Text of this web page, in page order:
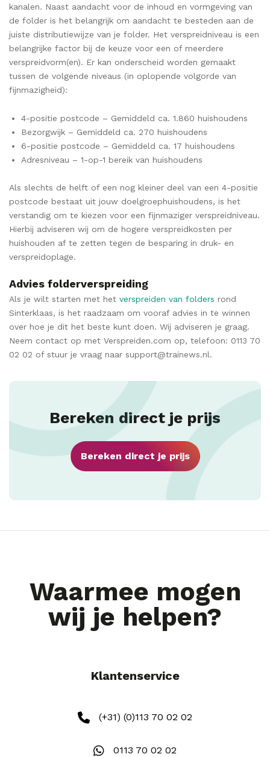
kanalen. Naast aandacht voor de inhoud en vormgeving van
de folder is het belangrijk om aandacht te besteden aan de
juiste distributiewijze van je folder. Het verspreidniveau is een
belangrijke factor bij de keuze voor een of meerdere
verspreidvorm(en). Er kan onderscheid worden gemaakt
tussen de volgende niveaus (in oplopende volgorde van
fijnmazigheid):
4-positie postcode – Gemiddeld ca. 1.860 huishoudens
Bezorgwijk – Gemiddeld ca. 270 huishoudens
6-positie postcode – Gemiddeld ca. 17 huishoudens
Adresniveau – 1-op-1 bereik van huishoudens
Als slechts de helft of een nog kleiner deel van een 4-positie
postcode bestaat uit jouw doelgroephuishoudens, is het
verstandig om te kiezen voor een fijnmaziger verspreidniveau.
Hierbij adviseren wij om de hogere verspreidkosten per
huishouden af te zetten tegen de besparing in druk- en
verspreidoplage.
Advies folderverspreiding
Als je wilt starten met het verspreiden van folders rond
Sinterklaas, is het raadzaam om vooraf advies in te winnen
over hoe je dit het beste kunt doen. Wij adviseren je graag.
Neem contact op met Verspreiden.com op, telefoon: 0113 70
02 02 of stuur je vraag naar support@trainews.nl.
Bereken direct je prijs
Bereken direct je prijs
Waarmee mogen
wij je helpen?
Klantenservice
(+31) (0)113 70 02 02
0113 70 02 02